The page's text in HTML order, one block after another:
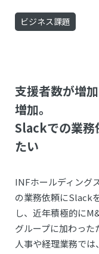
ビジネス課題
支援者数が増
増加。
Slackでの業務
たい
INFホールディング
の業務依頼にSlack
し、近年積極的に
グループに加わっ
人事や経理業務で